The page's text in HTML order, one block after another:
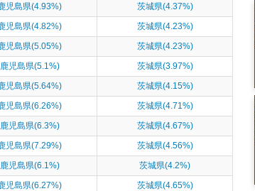
児島県(4.93%)
茨城県(4.37%)
児島県(4.82%)
茨城県(4.23%)
児島県(5.05%)
茨城県(4.23%)
鹿児島県(5.1%)
茨城県(3.97%)
児島県(5.64%)
茨城県(4.15%)
児島県(6.26%)
茨城県(4.71%)
鹿児島県(6.3%)
茨城県(4.67%)
児島県(7.29%)
茨城県(4.56%)
鹿児島県(6.1%)
茨城県(4.2%)
児島県(6.27%)
茨城県(4.65%)